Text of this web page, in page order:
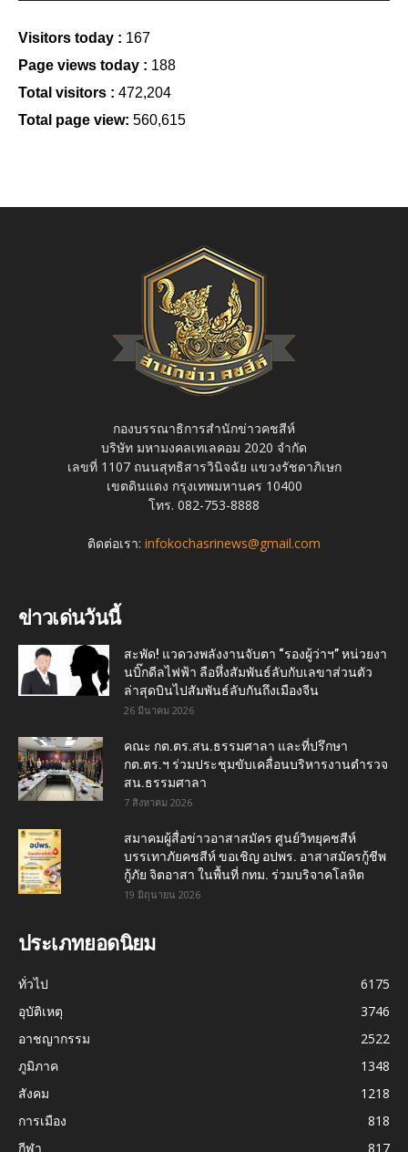
Visitors today : 167
Page views today : 188
Total visitors : 472,204
Total page view: 560,615
กองบรรณาธิการสำนักข่าวคชสีห์
บริษัท มหามงคลเทเลคอม 2020 จำกัด
เลขที่ 1107 ถนนสุทธิสารวินิจฉัย แขวงรัชดาภิเษก
เขตดินแดง กรุงเทพมหานคร 10400
โทร. 082-753-8888
ติดต่อเรา: infokochasrinews@gmail.com
ข่าวเด่นวันนี้
สะพัด! แวดวงพลังงานจับตา “รองผู้ว่าฯ” หน่วยงา
นบิ๊กดีลไฟฟ้า ลือหึ่งสัมพันธ์ลับกับเลขาส่วนตัว
ล่าสุดบินไปสัมพันธ์ลับกันถึงเมืองจีน
26 มีนาคม 2026
คณะ กต.ตร.สน.ธรรมศาลา และที่ปรึกษา
กต.ตร.ฯ ร่วมประชุมขับเคลื่อนบริหารงานตำรวจ
สน.ธรรมศาลา
7 สิงหาคม 2026
สมาคมผู้สื่อข่าวอาสาสมัคร ศูนย์วิทยุคชสีห์
บรรเทาภัยคชสีห์ ขอเชิญ อปพร. อาสาสมัครกู้ชีพ
กู้ภัย จิตอาสา ในพื้นที่ กทม. ร่วมบริจาคโลหิต
19 มิถุนายน 2026
ประเภทยอดนิยม
ทั่วไป
6175
อุบัติเหตุ
3746
อาชญากรรม
2522
ภูมิภาค
1348
สังคม
1218
การเมือง
818
กีฬา
817